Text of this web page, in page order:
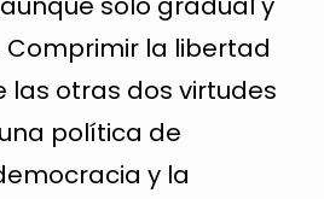
la libertad
las otras dos virtudes
política de
y la